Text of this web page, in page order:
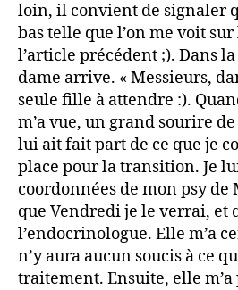
loin, il convient de signaler
bas telle que l’on me voit sur
l’article précédent ;). Dans
dame arrive. « Messieurs,
seule fille à attendre :).
m’a vue, un grand sourire
lui ait fait part de ce que je
place pour la transition. Je
coordonnées de mon psy
que Vendredi je le verrai, et
l’endocrinologue. Elle m’a
n’y aura aucun soucis à ce
traitement. Ensuite, elle m’a